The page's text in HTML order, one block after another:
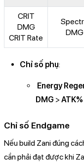
CRIT
DMG
CRIT Rate
DMG
Chỉ số phụ:
Energy
DMG > ATK%
Chỉ số Endgame
Nếu build Zani đúng
cần phải đạt được khi